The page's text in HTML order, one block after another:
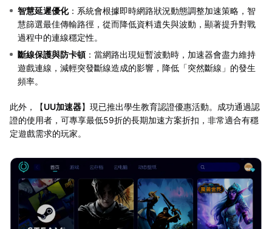
智慧延遲優化：系統會根據即時網路狀況動態調整加速策略，智
慧篩選最佳傳輸路徑，從而降低資料遺失與波動，顯著提升對戰
過程中的連線穩定性。
斷線保護與防卡頓：當網路出現短暫波動時，加速器會盡力維持
遊戲連線，減輕突發斷線造成的影響，降低「突然斷線」的發生
頻率。
此外，【UU加速器】現已推出學生教育認證優惠活動。成功通過認
證的使用者，可專享最低59折的長期加速方案折扣，非常適合有穩
定遊戲需求的玩家。